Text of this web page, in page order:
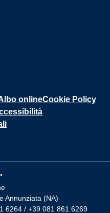
onlineCookie Policy
Annunziata (NA)
6264 / +39 081 861 6269